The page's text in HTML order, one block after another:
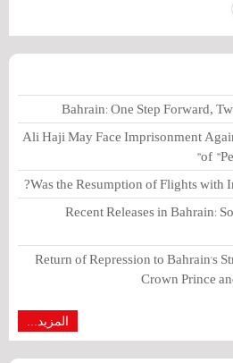
Bahrain: One Step Forward,
Ali Haji May Face Imprisonment
of
Was the Resumption of Flights with
Recent Releases in Bahrain:
Return of Repression to Bahrain's
Crown Prince
المزيد...